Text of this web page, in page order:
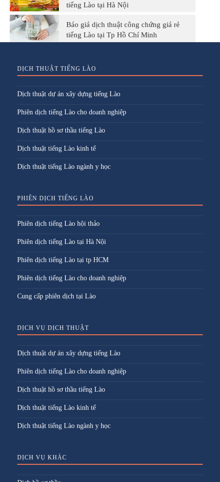
tiếng Lào tại Hà Nội
Báo giá dịch thuật công chứng giá rẻ
tiếng Lào tại Tp Hồ Chí Minh
DỊCH THUẬT TIẾNG LÀO
Dịch thuật dự án xây dựng tiếng Lào
Phiên dịch tiếng Lào cho doanh nghiệp
Dịch thuật hồ sơ thầu tiếng Lào
Dịch thuật tiếng Lào kinh tế
Dịch thuật tiếng Lào ngành y học
PHIÊN DỊCH TIẾNG LÀO
Phiên dịch tiếng Lào hội thảo
Phiên dịch tiếng Lào tại Hà Nội
Phiên dịch tiếng Lào tại tp HCM
Phiên dịch tiếng Lào cho doanh nghiệp
Cung cấp phiên dịch tại Lào
DỊCH VỤ DỊCH THUẬT
Dịch thuật dự án xây dựng tiếng Lào
Phiên dịch tiếng Lào cho doanh nghiệp
Dịch thuật hồ sơ thầu tiếng Lào
Dịch thuật tiếng Lào kinh tế
Dịch thuật tiếng Lào ngành y học
DỊCH VỤ KHÁC